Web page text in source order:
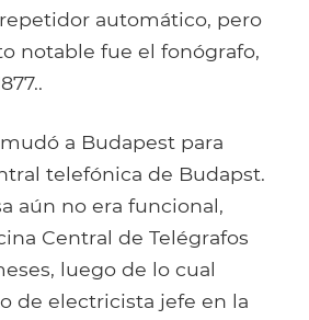
automático, pero
notable fue el fonógrafo,
mudó a Budapest para
telefónica de Budapst.
aún no era funcional,
Central de Telégrafos
luego de lo cual
de electricista jefe en la